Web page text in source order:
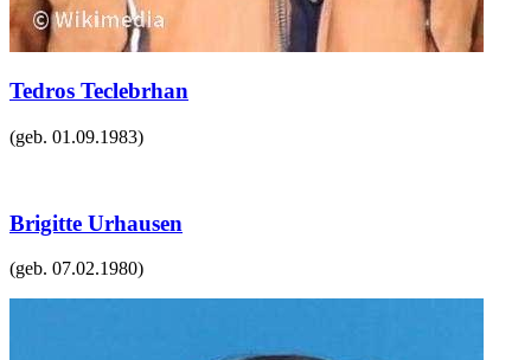
Tedros Teclebrhan
(geb. 01.09.1983)
Brigitte Urhausen
(geb. 07.02.1980)